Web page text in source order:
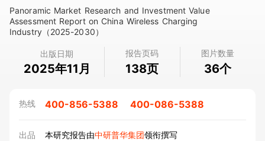
Panoramic Market Research and Investment Value
Assessment Report on China Wireless Charging
Industry（2025-2030）
出版日期
2025年11月
报告页码
138页
图片数量
36个
热线 400-856-5388 400-086-5388
出品 本研究报告由中研普华集团领衔撰写